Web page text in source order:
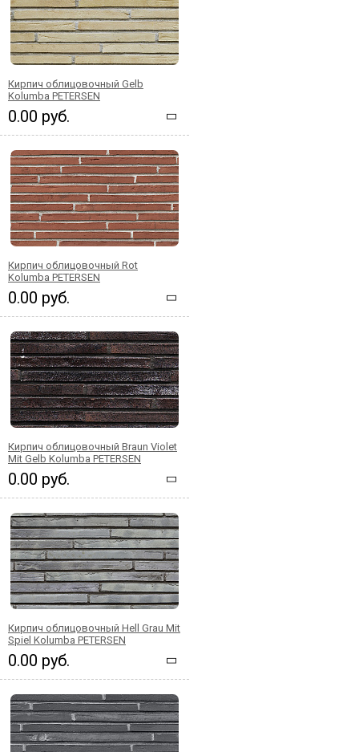
Кирпич облицовочный Gelb
Kolumba PETERSEN
0.00 руб.
Кирпич облицовочный Rot
Kolumba PETERSEN
0.00 руб.
Кирпич облицовочный Braun Violet
Mit Gelb Kolumba PETERSEN
0.00 руб.
Кирпич облицовочный Hell Grau Mit
Spiel Kolumba PETERSEN
0.00 руб.